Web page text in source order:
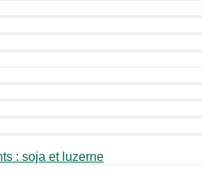
: soja et luzerne